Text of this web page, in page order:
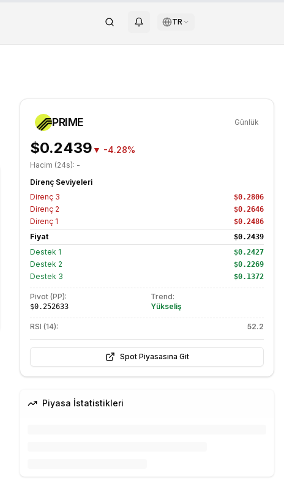
TR
PRIME Günlük
$0.2439 ▼ -4.28%
Hacim (24s): -
Direnç Seviyeleri
Direnç 3 $0.2806
Direnç 2 $0.2646
Direnç 1 $0.2486
Fiyat $0.2439
Destek 1 $0.2427
Destek 2 $0.2269
Destek 3 $0.1372
Pivot (PP):
$0.252633
Trend:
Yükseliş
RSI (14): 52.2
Spot Piyasasına Git
Piyasa İstatistikleri